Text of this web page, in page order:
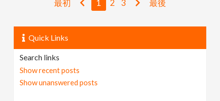
最初 1 2 3 最後
Quick Links
Search links
Show recent posts
Show unanswered posts